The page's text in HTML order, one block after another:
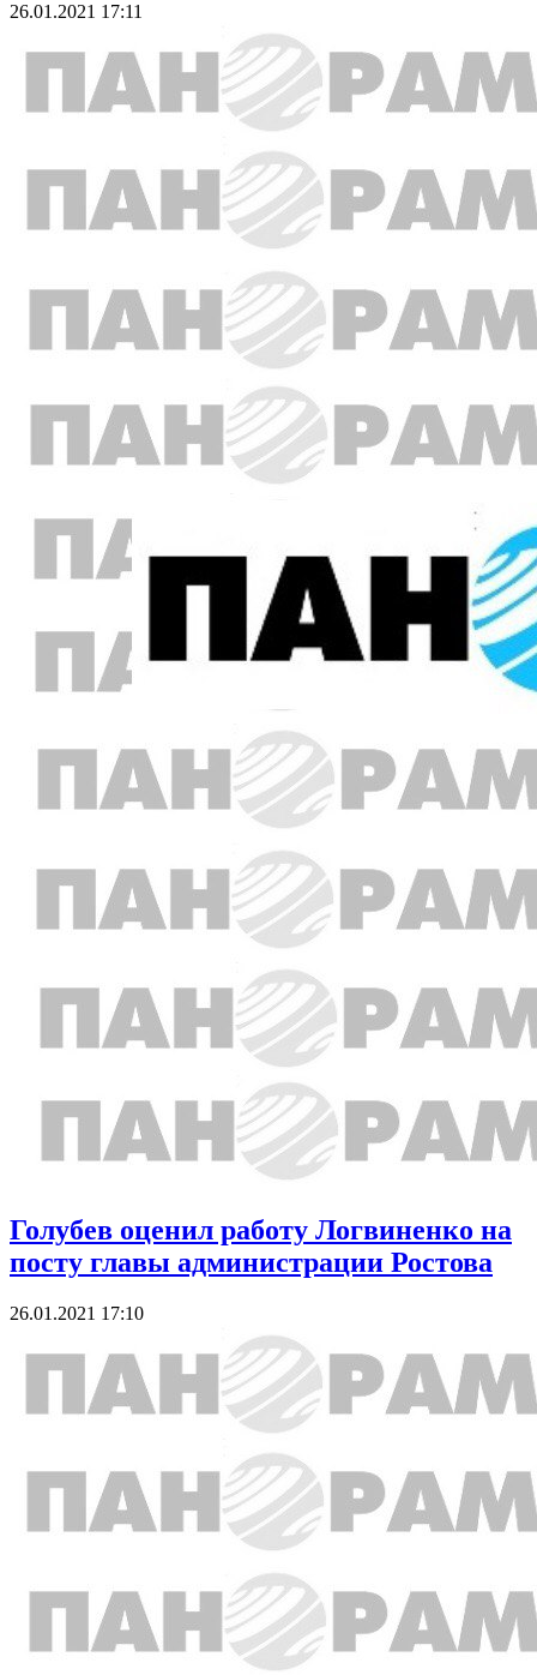
26.01.2021 17:11
Голубев оценил работу Логвиненко на
посту главы администрации Ростова
26.01.2021 17:10